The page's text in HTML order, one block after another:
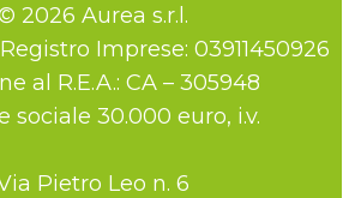
2026 Aurea s.r.l.
Imprese: 03911450926
al R.E.A.: CA – 305948
sociale 30.000 euro, i.v.
Pietro Leo n. 6